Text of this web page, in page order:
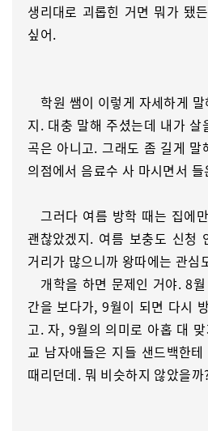
생리대로 괴롭힌 거면 뭐가 됐
싶어.
학원 쌤이 이렇게 자세하게
지. 대충 말해 주셨는데 내가 살
곡은 아니고. 그래도 좀 길게 말
의점에서 음료수 사 마시면서
그러다 여름 방학 때는 집에
괜찮았겠지. 여름 보충도 신청
거리가 많으니까 왕따에는 관심
개학을 하면 문제인 거야. 8
간을 보다가, 9월이 되면 다시
고. 자, 9월의 의미로 아홉 대
교 남자애들은 지들 샌드백한
때리던데. 뭐 비슷하지 않았을까